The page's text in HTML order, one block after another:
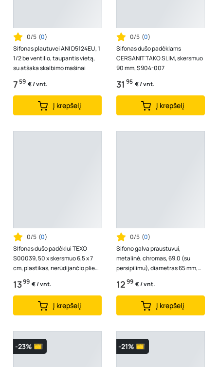
0/5 (0)
Sifonas plautuvei ANI D5124EU, 1
1/2 be ventilio, taupantis vietą,
su atšaka skalbimo mašinai
759 € / vnt.
Į krepšelį
0/5 (0)
Sifonas dušo padėklams
CERSANIT TAKO SLIM, skersmuo
90 mm, S904-007
31 95 € / vnt.
Į krepšelį
0/5 (0)
SIfonas dušo padėklui TEXO
S00039, 50 x skersmuo 6,5 x 7
cm, plastikas, nerūdijančio plieno
grotelės
1399 € / vnt.
Į krepšelį
0/5 (0)
Sifono galva praustuvui,
metalinė, chromas, 69.0 (su
persipilimu), diametras 65 mm,
150053
1299 € / vnt.
Į krepšelį
-23% -21%